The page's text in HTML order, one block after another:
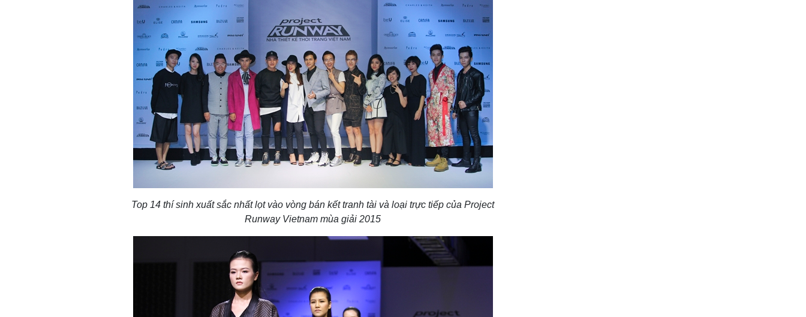
Top 14 thí sinh xuất sắc nhất lọt vào vòng bán kết tranh tài và loại trực tiếp của Project
Runway Vietnam mùa giải 2015